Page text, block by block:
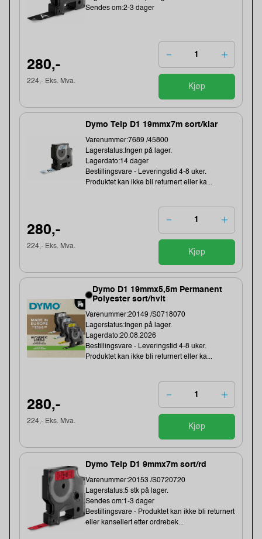
Sendes om:2-3 dager
280,-
224,- Eks. Mva.
Kjøp
Dymo Teip D1 19mmx7m sort/klar
Varenummer:7689 /45800
Lagerstatus:Ingen på lager.
Lagerdato:14 dager
Bestillingsvare - Leveringstid 4-8 uker.
Produktet kan ikke bli returnert eller ka...
280,-
224,- Eks. Mva.
Kjøp
Dymo D1 19mmx5,5m Permanent
Polyester sort/hvit
Varenummer:20149 /S0718070
Lagerstatus:Ingen på lager.
Lagerdato:20.08.2026
Bestillingsvare - Leveringstid 4-8 uker.
Produktet kan ikke bli returnert eller ka...
280,-
224,- Eks. Mva.
Kjøp
Dymo Teip D1 9mmx7m sort/rd
Varenummer:20153 /S0720720
Lagerstatus:5 stk på lager.
Sendes om:1-3 dager
Bestillingsvare - Produktet kan ikke bli returnert
eller kansellert etter ordrebek...